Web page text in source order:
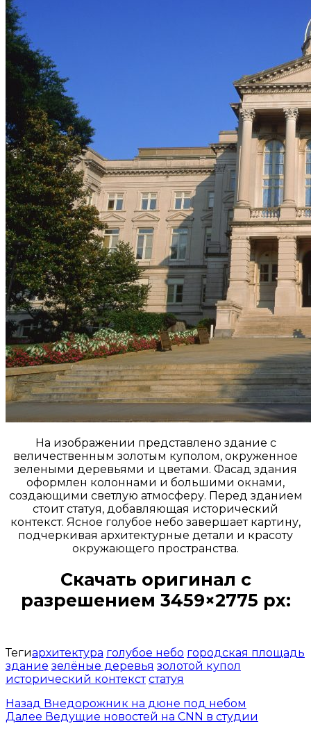
На изображении представлено здание с
величественным золотым куполом, окруженное
зелеными деревьями и цветами. Фасад здания
оформлен колоннами и большими окнами,
создающими светлую атмосферу. Перед зданием
стоит статуя, добавляющая исторический
контекст. Ясное голубое небо завершает картину,
подчеркивая архитектурные детали и красоту
окружающего пространства.
Скачать оригинал с
разрешением 3459×2775 px:
Тегиархитектура голубое небо городская площадь
здание зелёные деревья золотой купол
исторический контекст статуя
Назад Внедорожник на дюне под небом
Далее Ведущие новостей на CNN в студии